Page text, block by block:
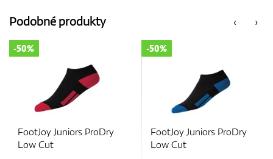
‹
Podobné produkty ›
FootJoy Juniors ProDry
Low Cut
-50%
FootJoy Juniors ProDry
Low Cut
-50%